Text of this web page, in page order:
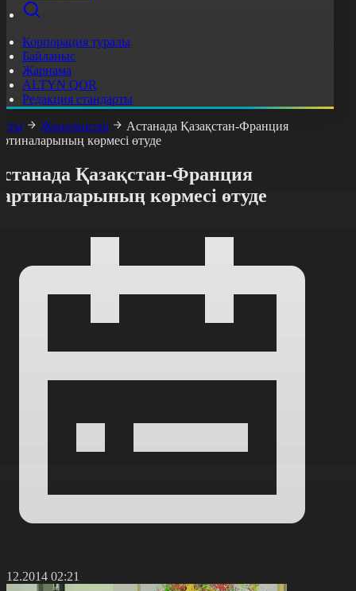
Корпорация туралы
Байланыс
Жарнама
ALTYN QOR
Редакция стандарты
Жаңалықтар
Астанада Қазақстан-Франция
көрмесі өтуде
Қазақстан-Франция
көрмесі өтуде
02:21